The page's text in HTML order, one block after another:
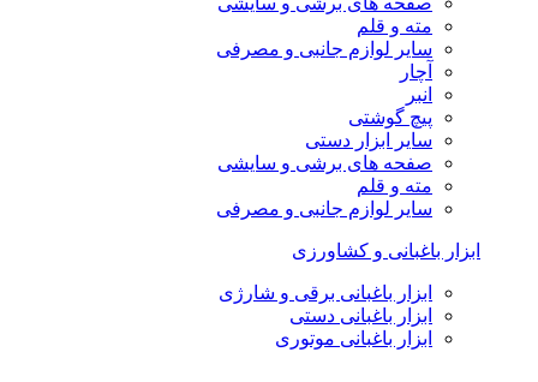
مته و قلم
سایر لوازم جانبی و مصرفی
آچار
انبر
پیچ گوشتی
سایر ابزار دستی
صفحه های برشی و سایشی
مته و قلم
سایر لوازم جانبی و مصرفی
ابزار باغبانی و کشاورزی
ابزار باغبانی برقی و شارژی
ابزار باغبانی دستی
ابزار باغبانی موتوری